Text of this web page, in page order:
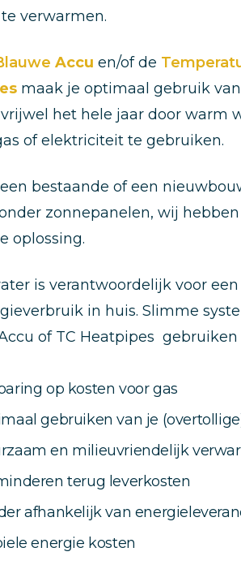
verwarmen.
Accu en/of de
maak je optimaal gebruik
het hele jaar door warm
of elektriciteit te gebruiken.
bestaande of een
zonnepanelen, wij
oplossing.
is verantwoordelijk voor
in huis. Slimme
of TC Heatpipes
op kosten voor gas
gebruiken van je
en milieuvriendelijk
terug leverkosten
afhankelijk van
energie kosten